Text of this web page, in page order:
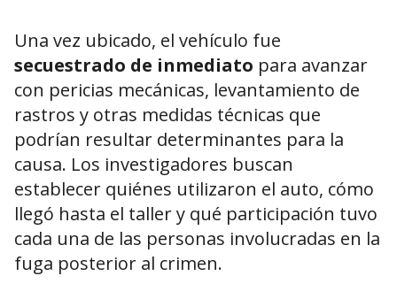
Una vez ubicado, el vehículo fue
secuestrado de inmediato para avanzar
con pericias mecánicas, levantamiento de
rastros y otras medidas técnicas que
podrían resultar determinantes para la
causa. Los investigadores buscan
establecer quiénes utilizaron el auto, cómo
llegó hasta el taller y qué participación tuvo
cada una de las personas involucradas en la
fuga posterior al crimen.